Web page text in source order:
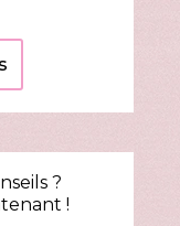
?
!